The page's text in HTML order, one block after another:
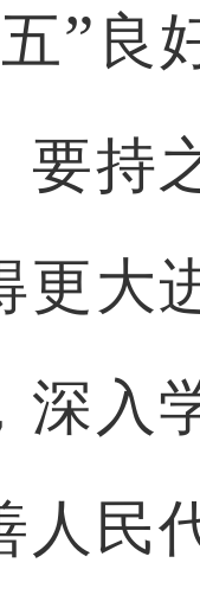
” 良
要持
更大
深入
人民